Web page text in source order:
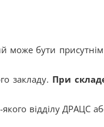
може бути
закладу. При
відділу ДРАЦС